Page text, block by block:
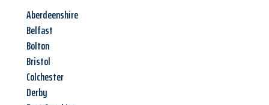
Aberdeenshire
Belfast
Bolton
Bristol
Colchester
Derby